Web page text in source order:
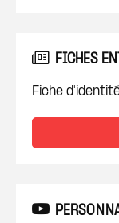
FICHES
Fiche